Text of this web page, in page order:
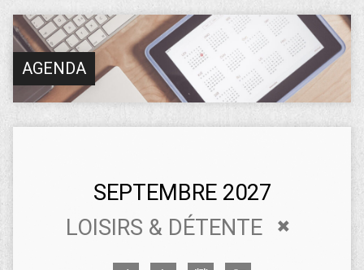
AGENDA
SEPTEMBRE 2027
LOISIRS & DÉTENTE